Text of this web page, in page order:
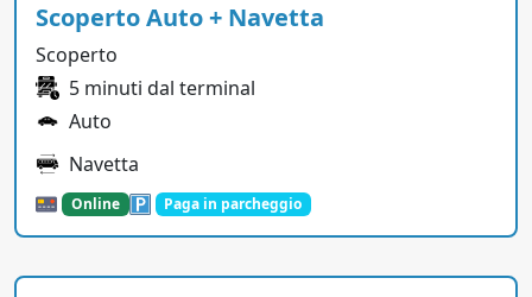
Scoperto Auto + Navetta
Scoperto
5 minuti dal terminal
Auto
Navetta
Online Paga in parcheggio